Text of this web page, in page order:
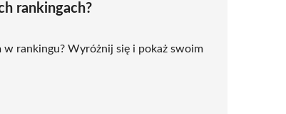
rankingach?
rankingu? Wyróżnij się i pokaż swoim